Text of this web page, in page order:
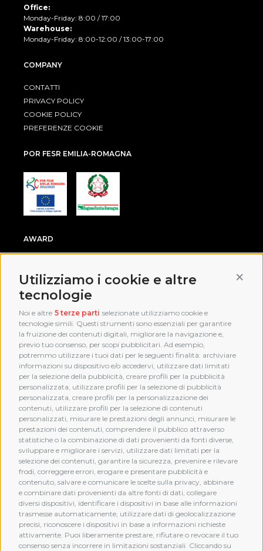
Utilizziamo i cookie e altre
tecnologie
Noi e altre 5 terze parti selezionate utilizziamo cookie e
tecnologie simili. Questi strumenti sono essenziali per garantire
la fruizione dei contenuti digitali, migliorare la navigazione e,
previo tuo consenso, per scopi pubblicitari. Ad esempio,
potremmo utilizzare i tuoi dati per le seguenti finalità: archiviare
informazioni su dispositivo e/o accedervi, utilizzare dati limitati
per la selezione della pubblicità, creare profili per la pubblicità
personalizzata, utilizzare profili per la selezione di pubblicità
personalizzata, creare profili per la personalizzazione dei
contenuti, utilizzare profili per la selezione di contenuti
personalizzati, misurare le prestazioni degli annunci, misurare le
prestazioni dei contenuti, comprendere il pubblico attraverso
statistiche o la combinazione di dati provenienti da fonti diverse,
sviluppare e migliorare i servizi, utilizzare dati limitati per la
selezione dei contenuti, garantire la sicurezza, prevenire e rilevare
frodi, correggere errori, erogare e presentare pubblicità e
contenuto, salvare e comunicare le scelte sulla privacy, abbinare
e combinare dati provenienti da altre fonti di dati, collegare
diversi dispositivi, identificare i dispositivi in base alle informazioni
trasmesse automaticamente, utilizzare dati di geolocalizzazione
precisi, riconoscere i dispositivi in base a informazioni richieste
attivamente. Puoi liberamente prestare, rifiutare o revocare il tuo
consenso senza incorrere in limitazioni sostanziali. Cliccando su
Office:
Monday-Friday: 8:00 / 17:00
Warehouse:
Monday-Friday: 8:00-12:00 / 13:00-17:00
COMPANY
CONTATTI
PRIVACY POLICY
COOKIE POLICY
PREFERENZE COOKIE
POR FESR EMILIA-ROMAGNA
AWARD
MEMBERSHIP